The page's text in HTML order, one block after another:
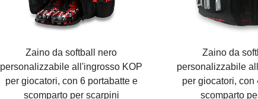
Zaino da softball nero
personalizzabile all'ingrosso KOP
per giocatori, con 6 portabatte e
scomparto per scarpini
Zaino da
personalizzabile
per giocatori, con
scomparto